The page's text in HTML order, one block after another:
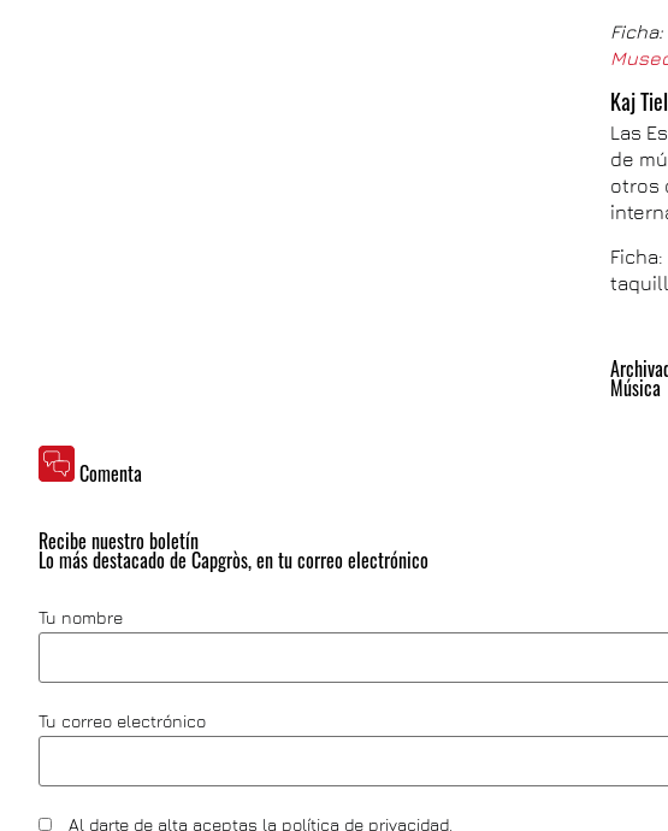
Kaj
Las
de
otros
Música
Comenta
Recibe nuestro boletín
Lo más destacado de Capgròs, en tu correo electrónico
Tu nombre
Tu correo electrónico
Al darte de alta aceptas la política de privacidad